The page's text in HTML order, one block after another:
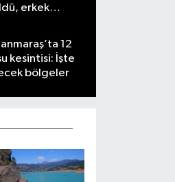
erkek
12
kesintisi: İşte
bölgeler